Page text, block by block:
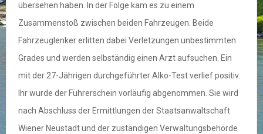
übersehen haben. In der Folge kam es zu einem
Zusammenstoß zwischen beiden Fahrzeugen. Beide
Fahrzeuglenker erlitten dabei Verletzungen unbestimmten
Grades und werden selbständig einen Arzt aufsuchen. Ein
mit der 27-Jährigen durchgeführter Alko-Test verlief positiv.
Ihr wurde der Führerschein vorläufig abgenommen. Sie wird
nach Abschluss der Ermittlungen der Staatsanwaltschaft
Wiener Neustadt und der zuständigen Verwaltungsbehörde